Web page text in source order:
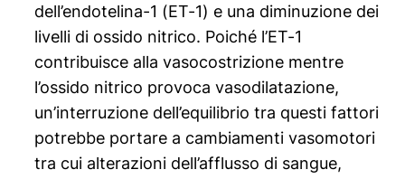
dell’endotelina-1 (ET-1) e una diminuzione dei
livelli di ossido nitrico. Poiché l’ET-1
contribuisce alla vasocostrizione mentre
l’ossido nitrico provoca vasodilatazione,
un’interruzione dell’equilibrio tra questi fattori
potrebbe portare a cambiamenti vasomotori
tra cui alterazioni dell’afflusso di sangue,